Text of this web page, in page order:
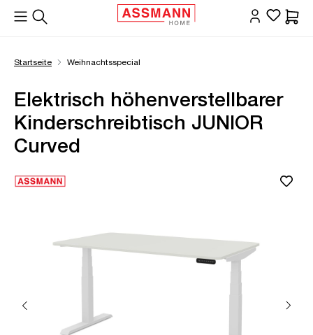
springen
Startseite Weihnachtsspecial
Elektrisch höhenverstellbarer
Kinderschreibtisch JUNIOR
Curved